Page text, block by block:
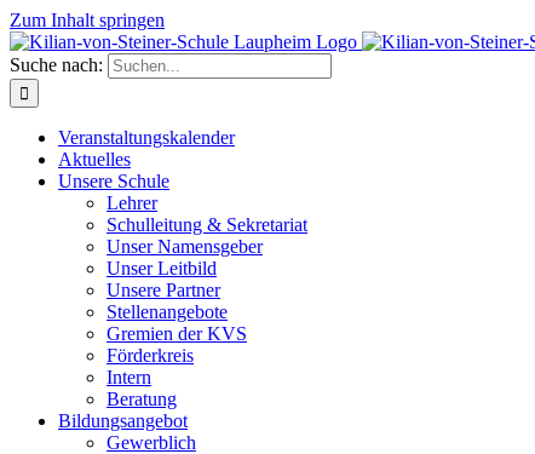
Zum Inhalt springen
Suche nach:
Veranstaltungskalender
Aktuelles
Unsere Schule
Lehrer
Schulleitung & Sekretariat
Unser Namensgeber
Unser Leitbild
Unsere Partner
Stellenangebote
Gremien der KVS
Förderkreis
Intern
Beratung
Bildungsangebot
Gewerblich